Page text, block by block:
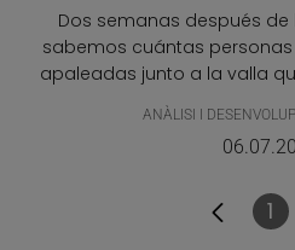
Dos semanas después de
sabemos cuántas
apaleadas junto a la valla
ANÀLISI I
1